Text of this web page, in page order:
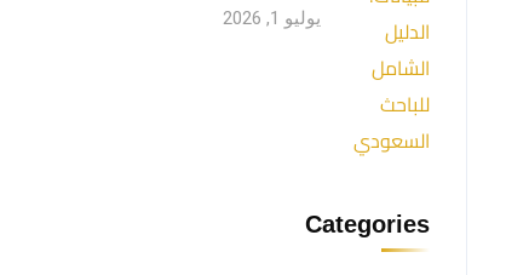
يوليو 1, 2026
Categories